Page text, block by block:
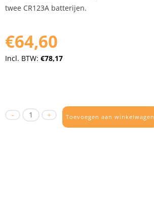
twee CR123A batterijen.
€64,60
Incl. BTW: €78,17
Toevoegen aan winkelwagen